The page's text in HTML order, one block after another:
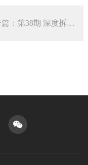
下一篇：第38期 深度拆解宁波东力